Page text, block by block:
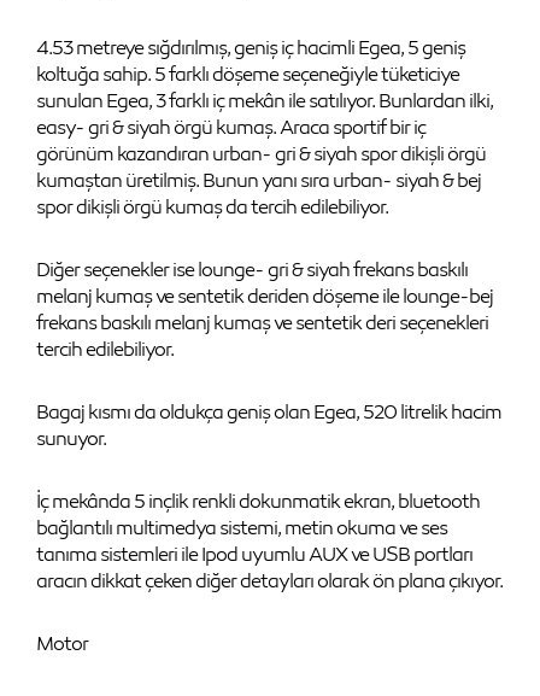
4.53 metreye sığdırılmış, geniş iç hacimli Egea, 5 geniş
koltuğa sahip. 5 farklı döşeme seçeneğiyle tüketiciye
sunulan Egea, 3 farklı iç mekân ile satılıyor. Bunlardan ilki,
easy- gri & siyah örgü kumaş. Araca sportif bir iç
görünüm kazandıran urban- gri & siyah spor dikişli örgü
kumaştan üretilmiş. Bunun yanı sıra urban- siyah & bej
spor dikişli örgü kumaş da tercih edilebiliyor.
Diğer seçenekler ise lounge- gri & siyah frekans baskılı
melanj kumaş ve sentetik deriden döşeme ile lounge-bej
frekans baskılı melanj kumaş ve sentetik deri seçenekleri
tercih edilebiliyor.
Bagaj kısmı da oldukça geniş olan Egea, 520 litrelik hacim
sunuyor.
İç mekânda 5 inçlik renkli dokunmatik ekran, bluetooth
bağlantılı multimedya sistemi, metin okuma ve ses
tanıma sistemleri ile Ipod uyumlu AUX ve USB portları
aracın dikkat çeken diğer detayları olarak ön plana çıkıyor.
Motor